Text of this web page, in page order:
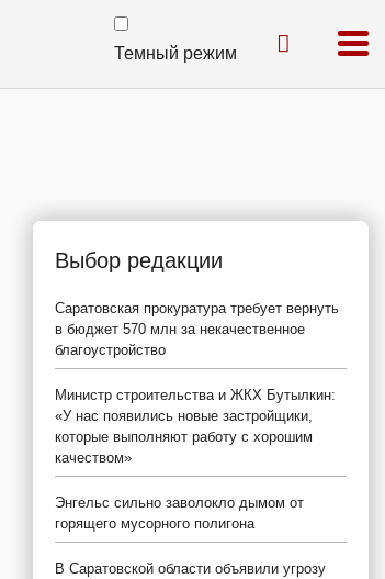
Темный режим
Выбор редакции
Саратовская прокуратура требует вернуть
в бюджет 570 млн за некачественное
благоустройство
Министр строительства и ЖКХ Бутылкин:
«У нас появились новые застройщики,
которые выполняют работу с хорошим
качеством»
Энгельс сильно заволокло дымом от
горящего мусорного полигона
В Саратовской области объявили угрозу